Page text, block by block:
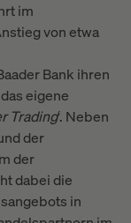
im
von etwa
Bank ihren
eigene
Trading‘. Neben
der
der
dabei die
in